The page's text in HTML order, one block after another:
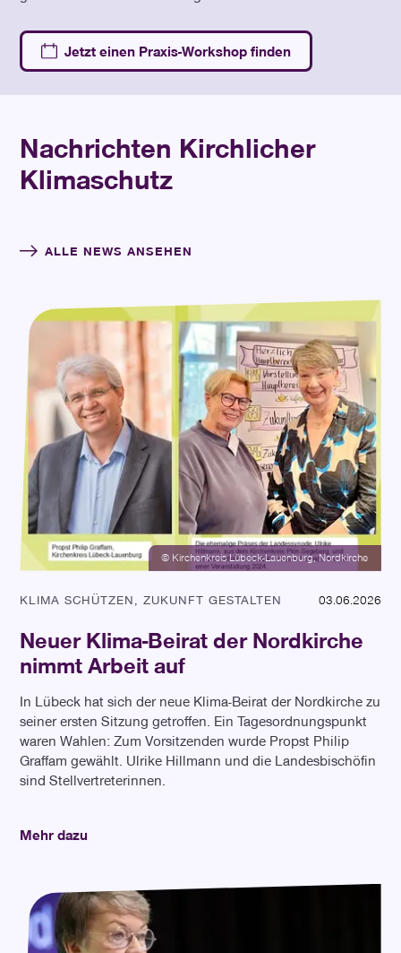
Jetzt einen Praxis-Workshop finden
Nachrichten Kirchlicher
Klimaschutz
ALLE NEWS ANSEHEN
© Kirchenkreis Lübeck-Lauenburg, Nordkirche
KLIMA SCHÜTZEN, ZUKUNFT GESTALTEN 03.06.2026
Neuer Klima-Beirat der Nordkirche
nimmt Arbeit auf
In Lübeck hat sich der neue Klima-Beirat der Nordkirche zu
seiner ersten Sitzung getroffen. Ein Tagesordnungspunkt
waren Wahlen: Zum Vorsitzenden wurde Propst Philip
Graffam gewählt. Ulrike Hillmann und die Landesbischöfin
sind Stellvertreterinnen.
Mehr dazu